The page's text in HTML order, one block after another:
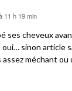
11 h 19 min
ses cheveux
sinon article
assez méchant ou